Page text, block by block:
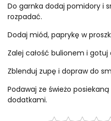
Do garnka dodaj pomidory i
rozpadać.
Dodaj miód, paprykę w
Zalej całość bulionem i gotuj
Zblenduj zupę i dopraw do
Podawaj ze świeżo
dodatkami.